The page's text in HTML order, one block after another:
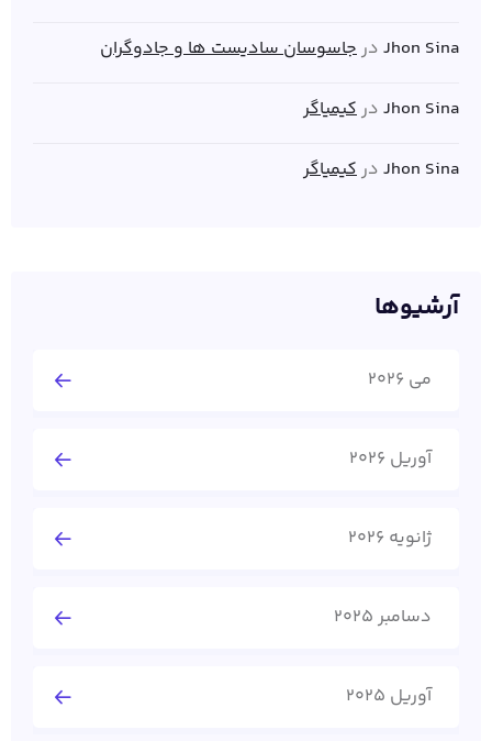
Jhon Sina در جاسوسان سادیست ها و جادوگران
Jhon Sina در کیمیاگر
Jhon Sina در کیمیاگر
آرشیوها
می 2026
آوریل 2026
ژانویه 2026
دسامبر 2025
آوریل 2025